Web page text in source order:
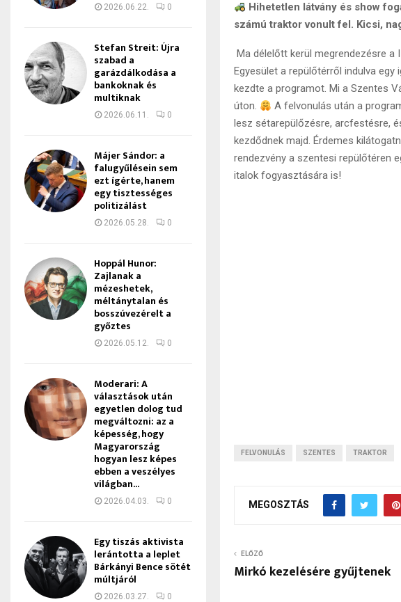
Hihetetlen látvány és show
számú traktor vonult fel. Kicsi,
Ma délelőtt kerül megrendezésre
Egyesület a repülőtérről indulva
kezdte a programot. Mi a Szentes
úton.
A felvonulás után a
lesz sétarepülőzésre, arcfestésre,
kezdődnek majd. Érdemes
rendezvény a szentesi repülőtéren
italok fogyasztására is!
FELVONULÁS SZENTES TRAKTOR
MEGOSZTÁS
ELŐZŐ
Mirkó kezelésére gyűjtenek
2026.06.22. 0
Stefan Streit: Újra
szabad a
garázdálkodása a
bankoknak és
multiknak
2026.06.11. 0
Májer Sándor: a
falugyűlésein sem
ezt ígérte, hanem
egy tisztességes
politizálást
2026.05.28. 0
Hoppál Hunor:
Zajlanak a
mézeshetek,
méltánytalan és
bosszúvezérelt a
győztes
2026.05.12. 0
Moderari: A
választások után
egyetlen dolog tud
megváltozni: az a
képesség, hogy
Magyarország
hogyan lesz képes
ebben a veszélyes
világban...
2026.04.03. 0
Egy tiszás aktivista
lerántotta a leplet
Bárkányi Bence sötét
múltjáról
2026.03.27. 0